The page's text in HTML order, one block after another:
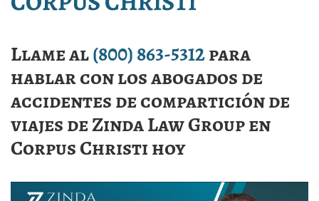
Llame al(800) 863-5312para
hablar con los abogados de
accidentes de compartición de
viajes de Zinda Law Group en
Corpus Christi hoy